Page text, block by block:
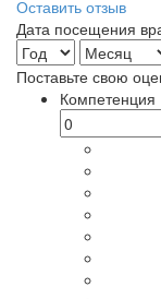
Оставить отзыв
Дата посещения
Поставьте свою
Компетенция